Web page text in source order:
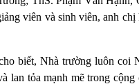
viên và sinh viên, anh
biết, Nhà trường luôn coi
tỏa mạnh mẽ trong